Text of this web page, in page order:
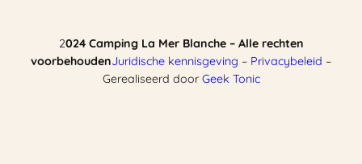
2024 Camping La Mer Blanche – Alle rechten
voorbehoudenJuridische kennisgeving – Privacybeleid –
Gerealiseerd door Geek Tonic